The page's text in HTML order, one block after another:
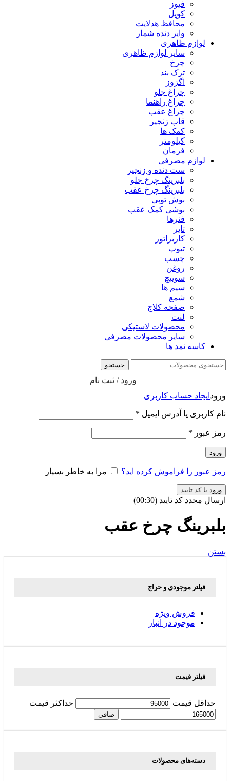
فیوز
کویل
محافظ هدلایت
وایر دنده شمار
لوازم ظاهری
سایر لوازم ظاهری
چرخ
ترک بند
اگزوز
چراغ جلو
چراغ راهنما
چراغ عقب
قاب زنجیر
کمک ها
کیلومتر
فرمان
لوازم مصرفی
ست دنده و زنجیر
بلبرینگ چرخ جلو
بلبرینگ چرخ عقب
بوش توپی
بوشی کمک عقب
فنرها
تایر
کاربراتور
تیوپ
چسب
روغن
سوییچ
سیم ها
شمع
صفحه کلاج
لنت
محصولات لاستیکی
سایر محصولات مصرفی
کاسه نمد ها
جستجو
ورود / ثبت نام
ورود ایجاد حساب کاربری
نام کاربری یا آدرس ایمیل *
رمز عبور *
ورود
رمز عبور را فراموش کرده اید؟ مرا به خاطر بسپار
ورود با کد تایید
ارسال مجدد کد تایید (00:
30
)
بلبرینگ چرخ عقب
بستن
فیلتر موجودی و حراج
فروش ویژه
موجود در انبار
فیلتر قیمت
حداقل قیمت حداكثر قيمت
صافی
دسته‌های محصولات